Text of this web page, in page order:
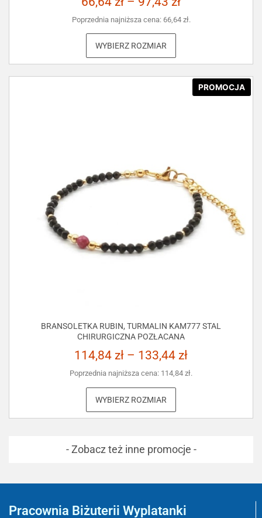
Poprzednia najniższa cena: 66,64 zł.
WYBIERZ ROZMIAR
PROMOCJA
BRANSOLETKA RUBIN, TURMALIN KAM777 STAL
CHIRURGICZNA POZŁACANA
114,84 zł – 133,44 zł
Poprzednia najniższa cena: 114,84 zł.
WYBIERZ ROZMIAR
- Zobacz też inne promocje -
Pracownia Biżuterii Wyplatanki